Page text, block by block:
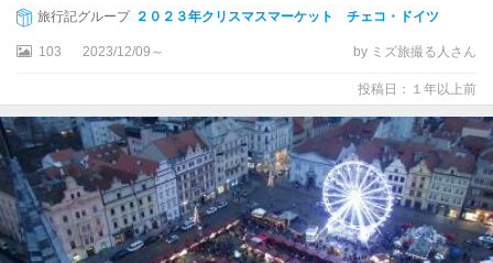
旅行記グループ ２０２３年クリスマスマーケット チェコ・ドイツ
103 2023/12/09～ by ミズ旅撮る人さん
投稿日：１年以上前